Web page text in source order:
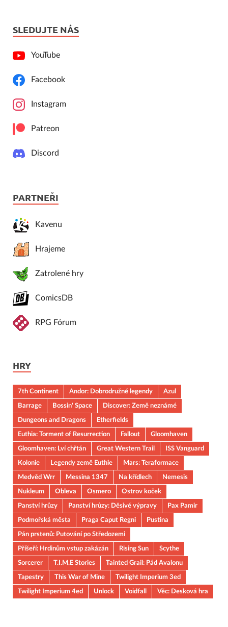
SLEDUJTE NÁS
YouTube
Facebook
Instagram
Patreon
Discord
PARTNEŘI
Kavenu
Hrajeme
Zatrolené hry
ComicsDB
RPG Fórum
HRY
7th Continent Andor: Dobrodružné legendy
Azul
Barrage
Bossin' Space
Discover: Země neznámé
Dungeons and Dragons
Etherfields
Euthia: Torment of Resurrection
Fallout
Gloomhaven
Gloomhaven: Lví chřtán
Great Western Trail
ISS Vanguard
Kolonie
Legendy země Euthie
Mars: Teraformace
Medvěd Wrr
Messina 1347 Na křídlech
Nemesis
Nukleum
Obleva Osmero
Ostrov koček
Panství hrůzy
Panství hrůzy: Děsivé výpravy
Pax Pamir
Podmořská města
Praga Caput Regni
Pustina
Pán prstenů: Putování po Středozemi
Příšeří: Hrdinům vstup zakázán
Rising Sun
Scythe
Sorcerer
T.I.M.E Stories
Tainted Grail: Pád Avalonu
Tapestry
This War of Mine
Twilight Imperium 3ed
Twilight Imperium 4ed
Unlock Voidfall Věc: Desková hra